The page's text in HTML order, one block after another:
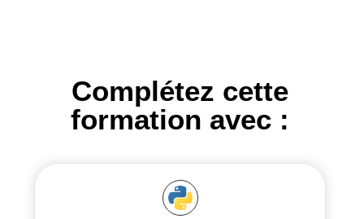
Complétez cette
formation avec :